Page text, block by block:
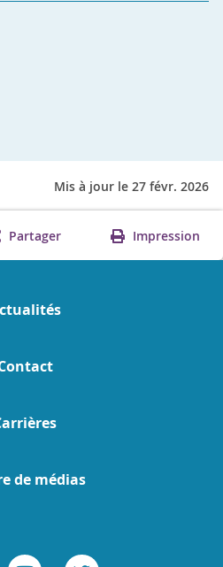
Mis à jour le 27 févr. 2026
Partager Impression
de médias